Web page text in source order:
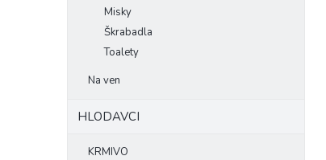
Misky
Škrabadla
Toalety
Na ven
HLODAVCI
KRMIVO